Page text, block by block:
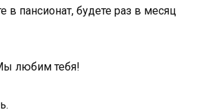
в пансионат, будете раз в месяц
любим тебя!